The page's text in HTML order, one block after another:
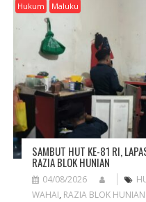
Hukum Maluku
SAMBUT HUT KE-81 RI,
RAZIA BLOK HUNIAN
04/08/2026
WAHAI, RAZIA BLOK HUNIAN